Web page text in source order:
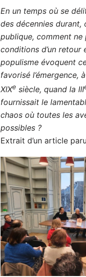
En un temps où se
des décennies
publique, comment ne
conditions d’un retour
populisme évoquent
favorisé l’émergence,
XIXe siècle, quand la III
fournissait le
chaos où toutes les
possibles ?
Extrait d’un article